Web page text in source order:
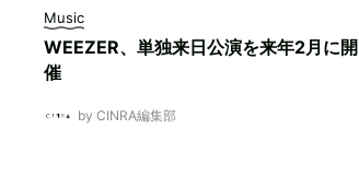
Music
WEEZER、単独来日公演を来年2月に開
催
by CINRA編集部